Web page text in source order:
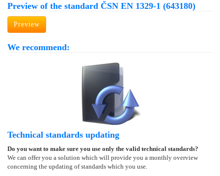
Preview of the standard ČSN EN 1329-1 (643180)
Preview
We recommend:
Technical standards updating
Do you want to make sure you use only the valid technical standards?
We can offer you a solution which will provide you a monthly overview
concerning the updating of standards which you use.